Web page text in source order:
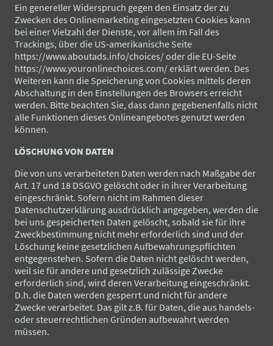
Ein genereller Widerspruch gegen den Einsatz der zu
Zwecken des Onlinemarketing eingesetzten Cookies kann
bei einer Vielzahl der Dienste, vor allem im Fall des
Trackings, über die US-amerikanische Seite
https://www.aboutads.info/choices/ oder die EU-Seite
https://www.youronlinechoices.com/ erklärt werden. Des
Weiteren kann die Speicherung von Cookies mittels deren
Abschaltung in den Einstellungen des Browsers erreicht
werden. Bitte beachten Sie, dass dann gegebenenfalls nicht
alle Funktionen dieses Onlineangebotes genutzt werden
können.
LÖSCHUNG VON DATEN
Die von uns verarbeiteten Daten werden nach Maßgabe der
Art. 17 und 18 DSGVO gelöscht oder in ihrer Verarbeitung
eingeschränkt. Sofern nicht im Rahmen dieser
Datenschutzerklärung ausdrücklich angegeben, werden die
bei uns gespeicherten Daten gelöscht, sobald sie für ihre
Zweckbestimmung nicht mehr erforderlich sind und der
Löschung keine gesetzlichen Aufbewahrungspflichten
entgegenstehen. Sofern die Daten nicht gelöscht werden,
weil sie für andere und gesetzlich zulässige Zwecke
erforderlich sind, wird deren Verarbeitung eingeschränkt.
D.h. die Daten werden gesperrt und nicht für andere
Zwecke verarbeitet. Das gilt z.B. für Daten, die aus handels-
oder steuerrechtlichen Gründen aufbewahrt werden
müssen.